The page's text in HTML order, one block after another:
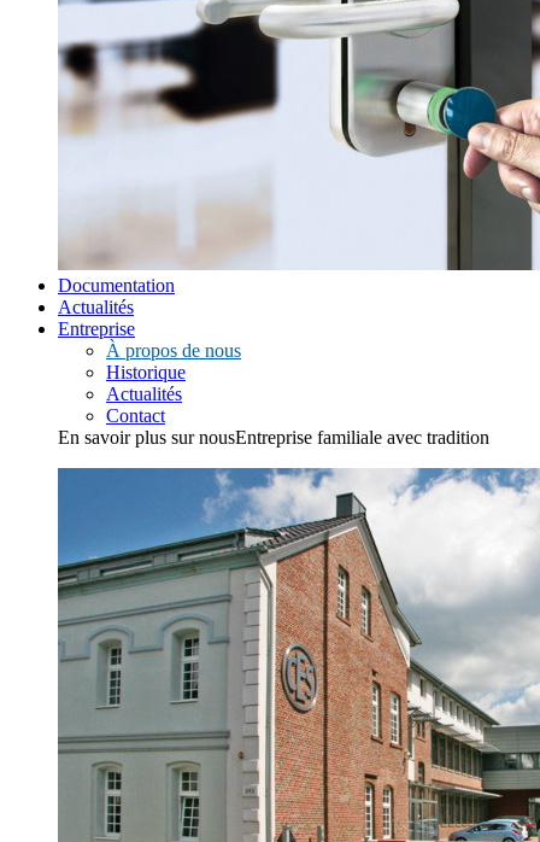
Documentation
Actualités
Entreprise
À propos de nous
Historique
Actualités
Contact
En savoir plus sur nousEntreprise familiale avec tradition